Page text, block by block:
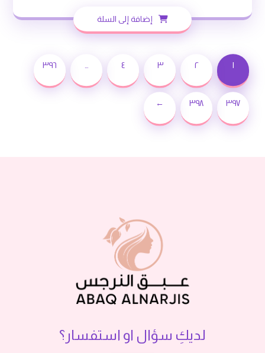
إضافة إلى السلة
١ ٢ ٣ ٤ … ٣٩٦
٣٩٧ ٣٩٨ ←
لديكِ سؤال او استفسار؟